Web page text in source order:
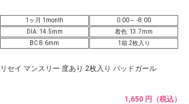
1ヶ月 1month
0.00～ -8.00
DIA: 14.5mm
着色: 13.7mm
BC 8.6mm
1箱 2枚入り
リセイ マンスリー 度あり 2枚入り バッドガール
1,650 円（税込）